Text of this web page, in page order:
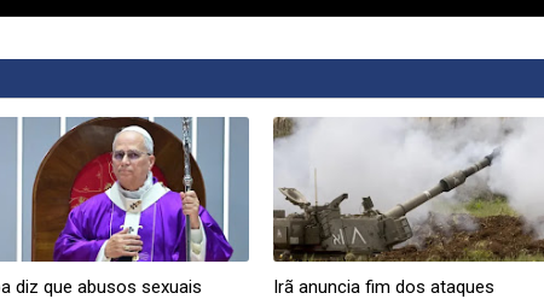
diz que abusos sexuais
Irã anuncia fim dos ataques